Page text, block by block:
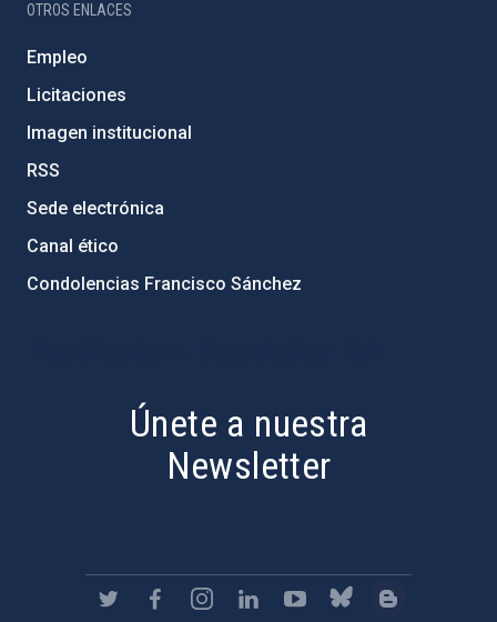
OTROS ENLACES
Empleo
Licitaciones
Imagen institucional
RSS
Sede electrónica
Canal ético
Condolencias Francisco Sánchez
Únete a nuestra
Newsletter